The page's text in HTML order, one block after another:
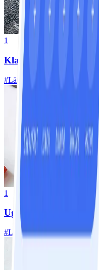
1
Klassisk vitkålssallad
#Lätt 20 MIN
1
Ugnsrostad potatis
#Lätt 5 MIN